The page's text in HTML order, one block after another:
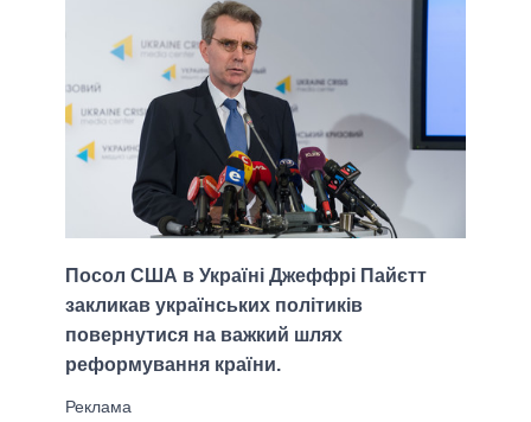
Посол США в Україні Джеффрі Пайєтт
закликав українських політиків
повернутися на важкий шлях
реформування країни.